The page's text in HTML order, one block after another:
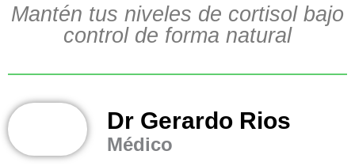
Mantén tus niveles de cortisol bajo
control de forma natural
Dr Gerardo Rios
Médico